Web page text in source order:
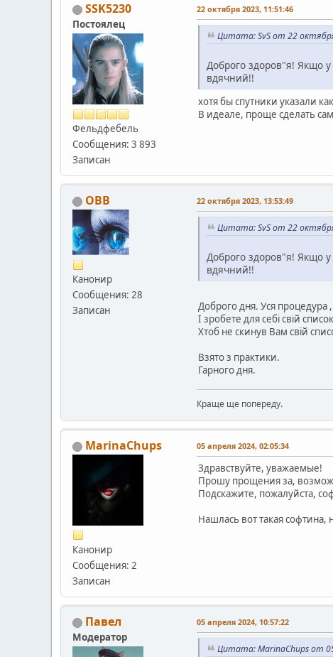
SSK5230
Постоялец
Фельдфебель
Сообщения: 3 893
Записан
22 октября 2023, 11:51:46
Цитата: SvS от 22
Доброго здоров"я! Якщо у
вдячний!!
хотя бы спутники указали
В идеале, проще сделать
OВВ
Канонир
Сообщения: 28
Записан
22 октября 2023, 13:53:49
Цитата: SvS от 22
Доброго здоров"я! Якщо у
вдячний!!
Доброго дня. Уся процедура
І зробете для себі свій
Хтоб не скинув Вам свій
Взято з практики.
Гарного дня.
Краще ще попереду.
MarinaChups
Канонир
Сообщения: 2
Записан
05 апреля 2024, 02:05:34
Здравствуйте, уважаемые!
Прошу прощения за,
Подскажите, пожалуйста,
Нашлась вот такая софтина,
Павел
Модератор
05 апреля 2024, 10:57:22
Цитата: MarinaChups от